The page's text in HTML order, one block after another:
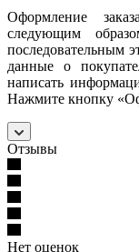
Оформление
следующим
последовательным
данные о
написать
Нажмите кнопку
Отзывы
Нет оценок